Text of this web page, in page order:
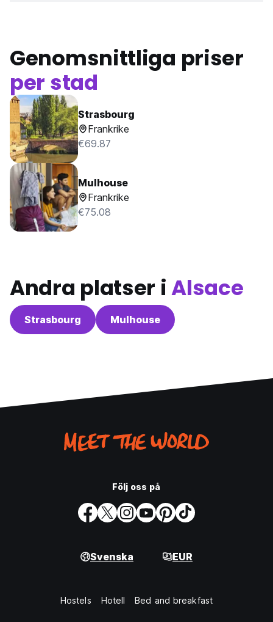
Genomsnittliga priser
per stad
Strasbourg
Frankrike
€69.87
Mulhouse
Frankrike
€75.08
Andra platser iAlsace
Strasbourg Mulhouse
Följ oss på
Svenska EUR
Hostels Hotell Bed and breakfast